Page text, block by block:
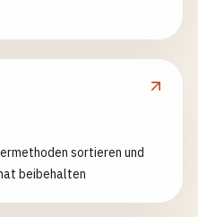
sortieren und
beibehalten